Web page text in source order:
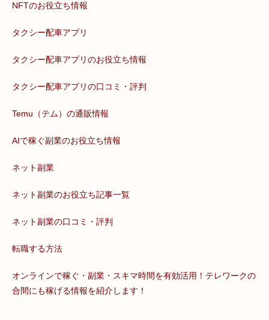
NFTのお役立ち情報
タクシー配車アプリ
タクシー配車アプリのお役立ち情報
タクシー配車アプリの口コミ・評判
Temu（テム）の通販情報
AIで稼ぐ副業のお役立ち情報
ネット副業
ネット副業のお役立ち記事一覧
ネット副業の口コミ・評判
転職する方法
オンラインで稼ぐ・副業・スキマ時間を有効活用！テレワークの
合間にも稼げる情報を紹介します！